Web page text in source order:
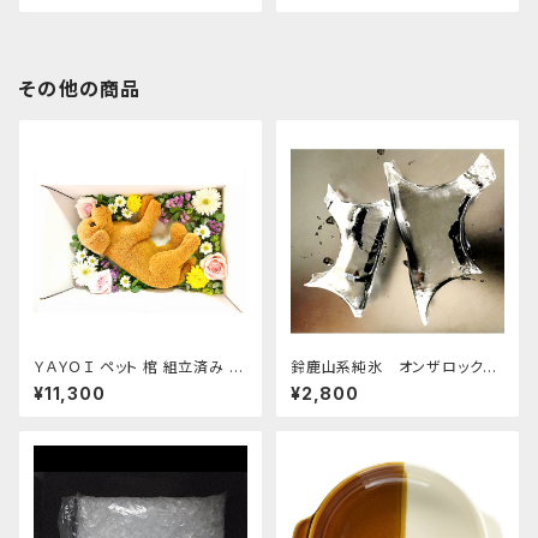
その他の商品
ＹＡＹＯＩ ペット 棺 組立済み 防
水シート ドライアイス 10kg付
セット 冷凍便 S～M 小型犬 猫
¥11,300
鈴鹿山系純氷 オンザロック
原料 1.5kg 9袋
¥2,800